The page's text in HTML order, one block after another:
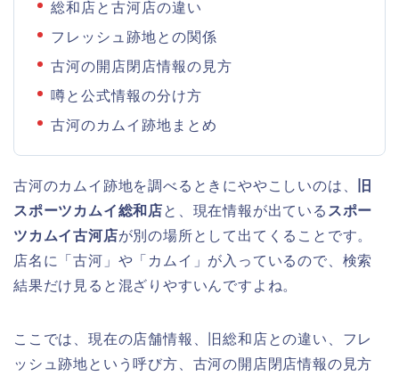
総和店と古河店の違い
フレッシュ跡地との関係
古河の開店閉店情報の見方
噂と公式情報の分け方
古河のカムイ跡地まとめ
古河のカムイ跡地を調べるときにややこしいのは、
旧
スポーツカムイ総和店と、現在情報が出ている スポー
ツカムイ古河店が別の場所として出てくることです。
店名に「古河」や「カムイ」が入っているので、検索
結果だけ見ると混ざりやすいんですよね。
ここでは、現在の店舗情報、旧総和店との違い、フレ
ッシュ跡地という呼び方、古河の開店閉店情報の見方